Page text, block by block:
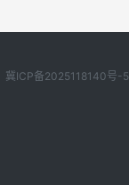
冀ICP备2025118140号-5